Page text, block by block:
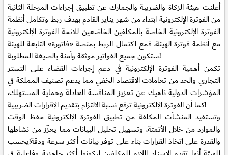
أعلنت هيئة الزكاة والضريبة والجمارك عن تطبيق إجراءات المرحلة الثانية
من الفوترة الإلكترونية ابتداء من شهر يناير القادم بهدف ربط وتكامل أنظمة
الفوترة الإلكترونية الخاصة بالمكلفين الخاضعين للائحة الفوترة الإلكترونية
مع أنظمة فوترة الهيئة، فمع اكتمال الربط بمنصة «فاتورة» التابعة للهيئة
ستكون جميع الفواتير موثقة وآمنة بالصيغة المطلوبة!
تكمن أهمية الفوترة الإلكترونية في دعم إجراءات القضاء على التستر
التجاري والحد من تعاملات الاقتصاد الخفي مما يدعم تصنيف المملكة في
المؤشرات الدولية ناهيك عن تعزيز المنافسة العادلة وحماية المستهلك،
كما أن الفوترة الإلكترونية ترفع نسبة الالتزام بتقديم الإقرارات الضريبية!
وتستفيد المنشآت المكلفة من تطبيق الفوترة الإلكترونية حفظ الوقت
والموارد من خلال الأتمتة، وتسهيل تحليل البيانات مما يعزّز من نشاطها
والقدرة على اتخاذ القرارات بناء على توفر بيانات أكثر سرعة ودقة!يحسب